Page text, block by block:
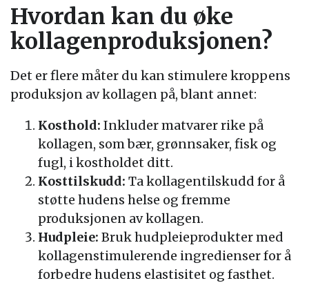
Hvordan kan du øke
kollagenproduksjonen?
Det er flere måter du kan stimulere kroppens
produksjon av kollagen på, blant annet:
Kosthold: Inkluder matvarer rike på
kollagen, som bær, grønnsaker, fisk og
fugl, i kostholdet ditt.
Kosttilskudd: Ta kollagentilskudd for å
støtte hudens helse og fremme
produksjonen av kollagen.
Hudpleie: Bruk hudpleieprodukter med
kollagenstimulerende ingredienser for å
forbedre hudens elastisitet og fasthet.